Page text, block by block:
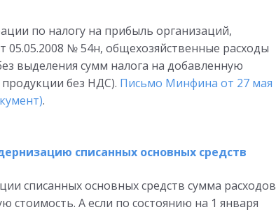
по налогу на прибыль организаций,
№ 54н, общехозяйственные расходы
выделения сумм налога на добавленную
без НДС). Письмо Минфина от 27 мая
.
списанных основных средств
списанных основных средств сумма расходов
А если по состоянию на 1 января